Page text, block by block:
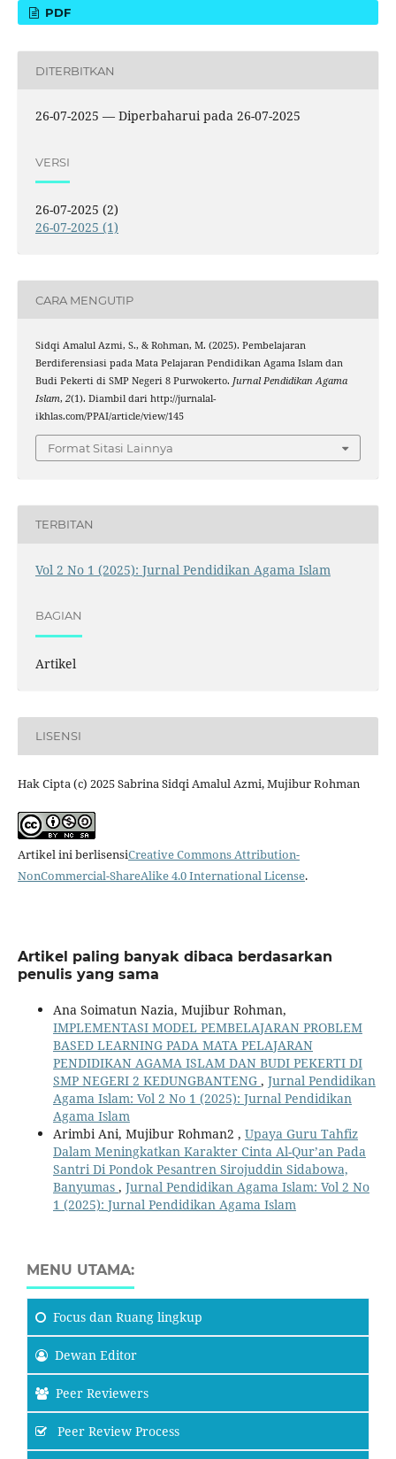
PDF
DITERBITKAN
26-07-2025 — Diperbaharui pada 26-07-2025
VERSI
26-07-2025 (2)
26-07-2025 (1)
CARA MENGUTIP
Sidqi Amalul Azmi, S., & Rohman, M. (2025). Pembelajaran
Berdiferensiasi pada Mata Pelajaran Pendidikan Agama Islam dan
Budi Pekerti di SMP Negeri 8 Purwokerto. Jurnal Pendidikan Agama
Islam, 2(1). Diambil dari http://jurnalal-
ikhlas.com/PPAI/article/view/145
Format Sitasi Lainnya
TERBITAN
Vol 2 No 1 (2025): Jurnal Pendidikan Agama Islam
BAGIAN
Artikel
LISENSI
Hak Cipta (c) 2025 Sabrina Sidqi Amalul Azmi, Mujibur Rohman
Artikel ini berlisensiCreative Commons Attribution-
NonCommercial-ShareAlike 4.0 International License.
Artikel paling banyak dibaca berdasarkan
penulis yang sama
Ana Soimatun Nazia, Mujibur Rohman,
IMPLEMENTASI MODEL PEMBELAJARAN PROBLEM
BASED LEARNING PADA MATA PELAJARAN
PENDIDIKAN AGAMA ISLAM DAN BUDI PEKERTI DI
SMP NEGERI 2 KEDUNGBANTENG , Jurnal Pendidikan
Agama Islam: Vol 2 No 1 (2025): Jurnal Pendidikan
Agama Islam
Arimbi Ani, Mujibur Rohman2 , Upaya Guru Tahfiz
Dalam Meningkatkan Karakter Cinta Al-Qur’an Pada
Santri Di Pondok Pesantren Sirojuddin Sidabowa,
Banyumas , Jurnal Pendidikan Agama Islam: Vol 2 No
1 (2025): Jurnal Pendidikan Agama Islam
MENU UTAMA:
Focus dan Ruang lingkup
Dewan Editor
Peer Reviewers
Peer Review Process